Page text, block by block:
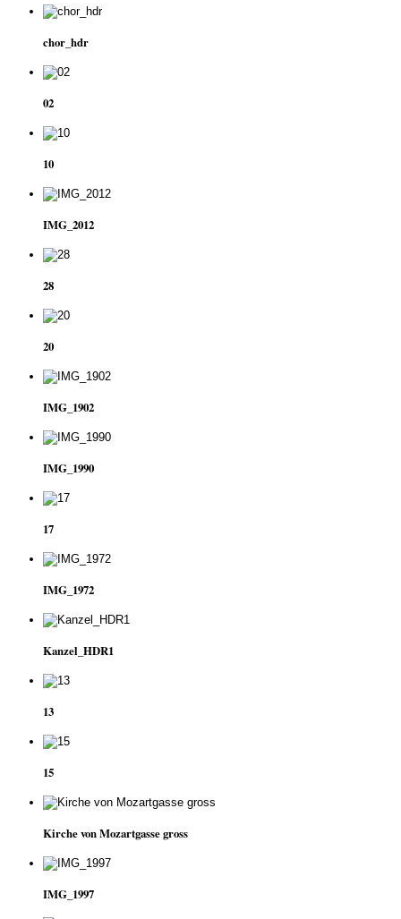
chor_hdr
02
10
IMG_2012
28
20
IMG_1902
IMG_1990
17
IMG_1972
Kanzel_HDR1
13
15
Kirche von Mozartgasse gross
IMG_1997